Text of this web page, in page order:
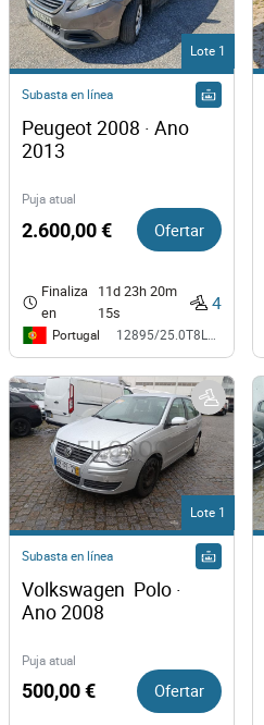
Lote 1
Subasta en línea
Peugeot 2008 · Ano
2013
Puja atual
2.600,00 € Ofertar
Finaliza
en
11d 23h 20m
15s
4
Portugal 12895/25.0T8LRS
Lote 1
Subasta en línea
Volkswagen  Polo ·
Ano 2008
Puja atual
500,00 € Ofertar